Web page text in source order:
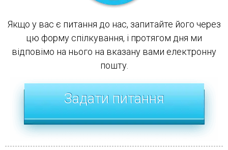
Якщо у вас є питання до нас, запитайте його через
цю форму спілкування, і протягом дня ми
відповімо на нього на вказану вами електронну
пошту.
Задати питання